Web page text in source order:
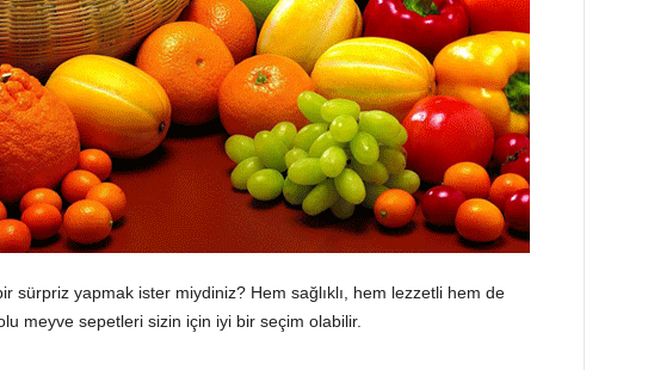
sürpriz yapmak ister miydiniz? Hem sağlıklı, hem lezzetli hem de
meyve sepetleri sizin için iyi bir seçim olabilir.